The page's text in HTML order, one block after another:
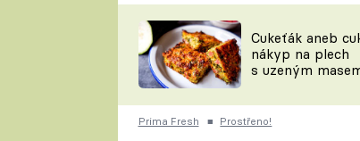
TEĎ VAŘÍ
ČESKO NA
Cukeťák aneb
nákyp na plech
s uzeným
zpracovat
cukety
Prima Fresh ■ Prostřeno!